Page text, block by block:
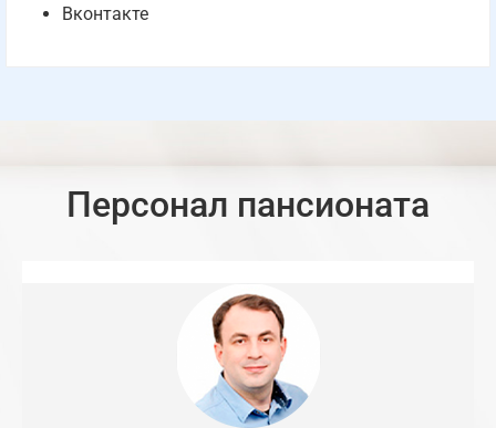
Вконтакте
Персонал пансионата